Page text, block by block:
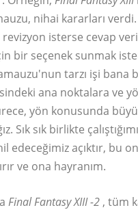
nihai kararları
isterse cevap
bir seçenek sunmak
tarzı işi bana
ana noktalara ve
yön konusunda
Sık sık birlikte
edeceğimiz açıktır, bu
ve ona hayranım.
Final Fantasy XIII-2 , tüm